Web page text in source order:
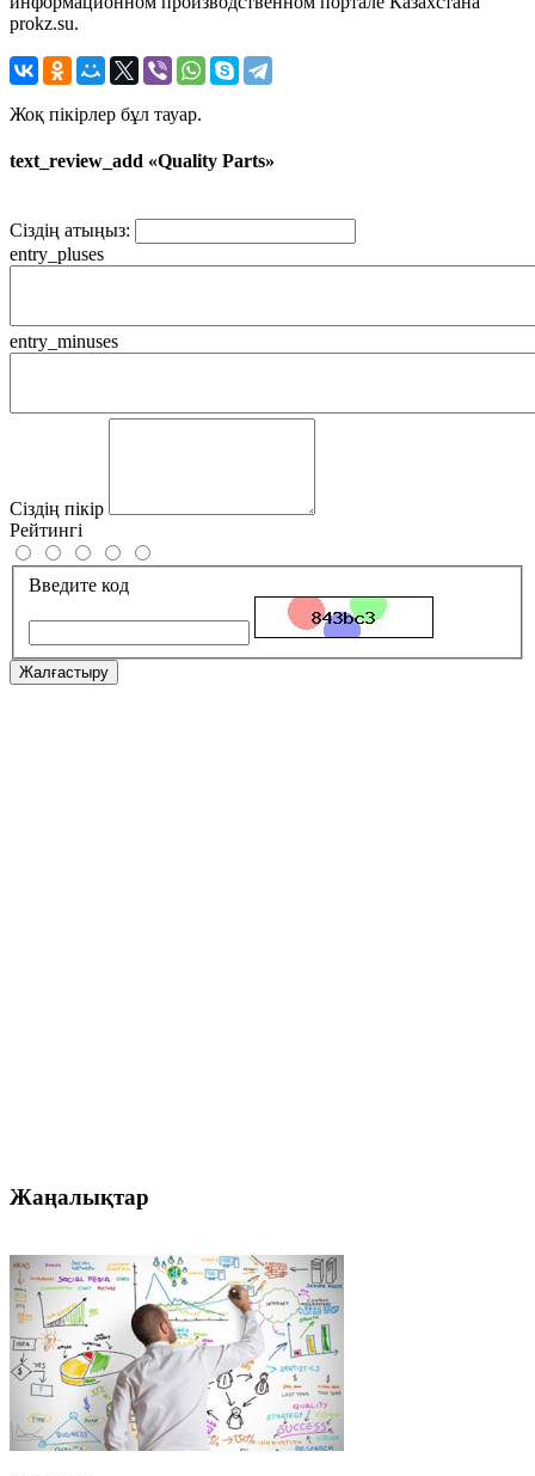
prokz.su.
Жоқ пікірлер бұл тауар.
text_review_add «Quality Parts»
Сіздің атыңыз:
entry_pluses
entry_minuses
Сіздің пікір
Рейтингі
Введите код
Жалғастыру
Жаңалықтар